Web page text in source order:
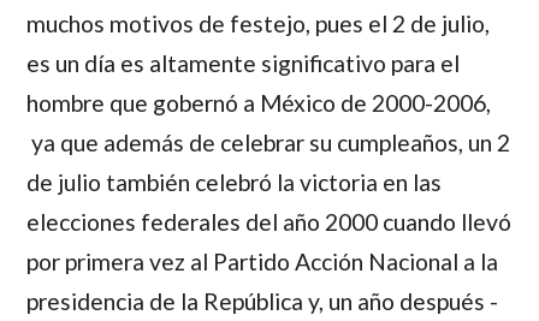
muchos motivos de festejo, pues el 2 de julio,
es un día es altamente significativo para el
hombre que gobernó a México de 2000-2006,
ya que además de celebrar su cumpleaños, un 2
de julio también celebró la victoria en las
elecciones federales del año 2000 cuando llevó
por primera vez al Partido Acción Nacional a la
presidencia de la Repúblicay, un año después -